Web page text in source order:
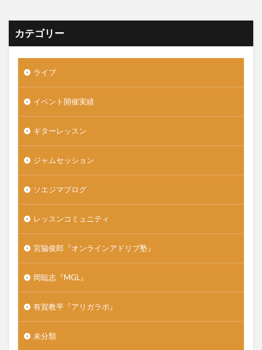
カテゴリー
ライブ
イベント開催実績
ギターレッスン
ジャムセッション
ソエジマブログ
レッスンコミュニティ
宮脇俊郎『オンラインアドリブ塾』
岡聡志『MGL』
有賀教平『アリガラボ』
未分類